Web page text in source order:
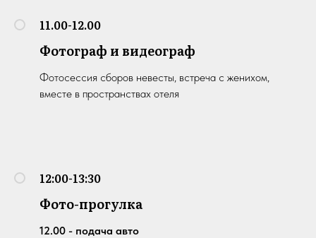
11.00-12.00
Фотограф и видеограф
Фотосессия сборов невесты, встреча с женихом,
вместе в пространствах отеля
12:00-13:30
Фото-прогулка
12.00 - подача авто